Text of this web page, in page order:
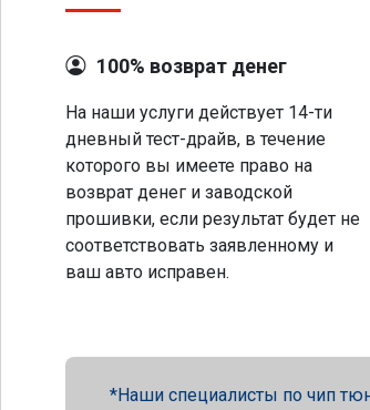
100% возврат денег
На наши услуги действует 14-ти
дневный тест-драйв, в течение
которого вы имеете право на
возврат денег и заводской
прошивки, если результат будет не
соответствовать заявленному и
ваш авто исправен.
Наши специалисты по чип